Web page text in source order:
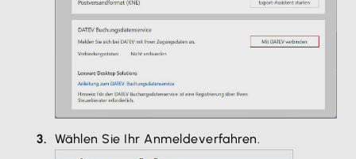
Wählen Sie Ihr Anmeldeverfahren.